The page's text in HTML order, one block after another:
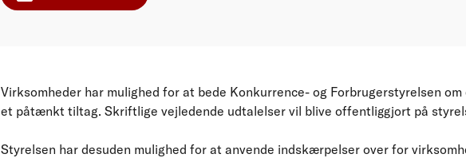
Virksomheder har mulighed for at bede Konkurrence- og Forbrugerstyrelsen
et påtænkt tiltag. Skriftlige vejledende udtalelser vil blive offentliggjort på
Styrelsen har desuden mulighed for at anvende indskærpelser over for